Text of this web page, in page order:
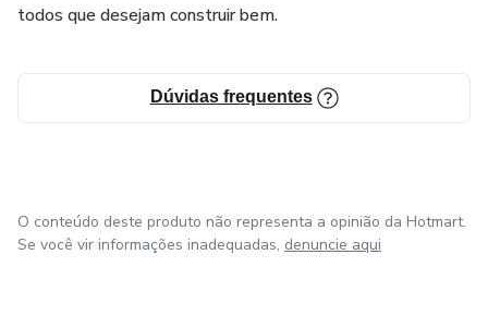
todos que desejam construir bem.
Dúvidas frequentes
O conteúdo deste produto não representa a opinião da Hotmart.
Se você vir informações inadequadas, denuncie aqui